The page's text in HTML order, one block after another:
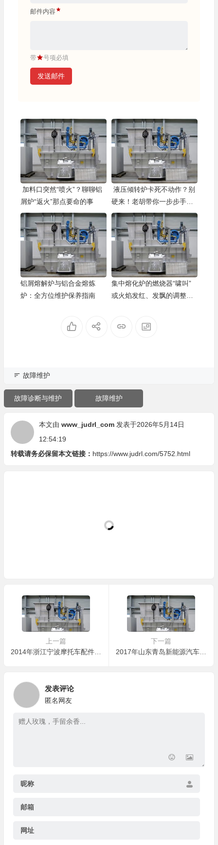
邮件内容
带 号项必填
发送邮件
加料口突然“喷火”？聊聊铝
屑炉“返火”那点要命的事
液压倾转炉卡死不动作？别
硬来！老胡带你一步步手动
“盘”回来
铝屑熔解炉与铝合金熔炼
炉：全方位维护保养指南
集中熔化炉的燃烧器“啸叫”
或火焰发红、发飘的调整方
故障维护
故障诊断与维护 故障维护
本文由 www_judrl_com 发表于2026年5月14日
12:54:19
转载请务必保留本文链接： https://www.judrl.com/5752.html
上一篇
2014年浙江宁波摩托车配件厂：AE-1000集中供铝，铝液氧化减半，扒渣从2小时一次降到一整天一次，李工说“以前废渣堆成山，现在一桶装完”
下一篇
2017年山东青岛新能源汽车配件厂：AE-2000大型电保温炉，连续供液不断档，日产量提升18%，孙总说“以前加铝水累死人，现在轻松一半”
发表评论
匿名网友
昵称
邮箱
网址